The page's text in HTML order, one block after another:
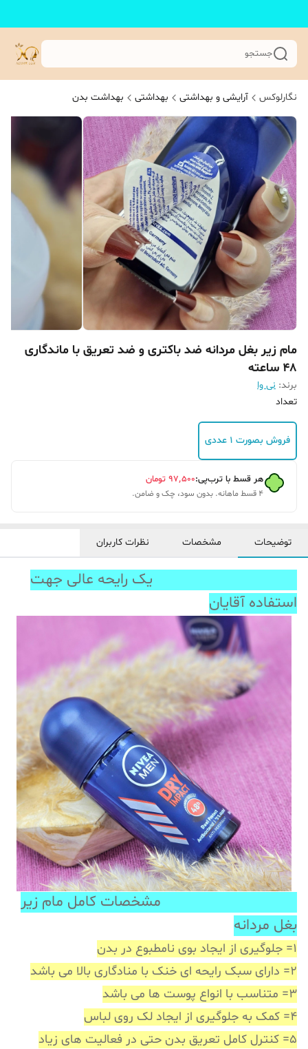
جستجو
نگارلوکس آرایشی و بهداشتی بهداشتی بهداشت بدن
مام زیر بغل مردانه ضد باکتری و ضد تعریق با ماندگاری
48 ساعته
برند: نی وا
تعداد
فروش بصورت 1 عددی
هر قسط با ترب‌پی:۹۷٬۵۰۰ تومان
۴ قسط ماهانه. بدون سود، چک و ضامن.
توضیحات مشخصات نظرات کاربران
یک رایحه عالی جهت
استفاده آقایان
مشخصات کامل مام زیر
بغل مردانه
1= جلوگیری از ایجاد بوی نامطبوع در بدن
2= دارای سبک رایحه ای خنک با منادگاری بالا می باشد
3= متناسب با انواع پوست ها می باشد
4= کمک به جلوگیری از ایجاد لک روی لباس
5= کنترل کامل تعریق بدن حتی در فعالیت های زیاد